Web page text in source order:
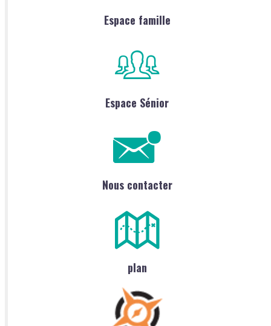
Espace famille
Espace Sénior
Nous contacter
plan